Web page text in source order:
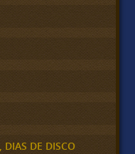
DIAS DE DISCO